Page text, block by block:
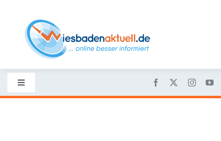
content
Toggle
Navigation